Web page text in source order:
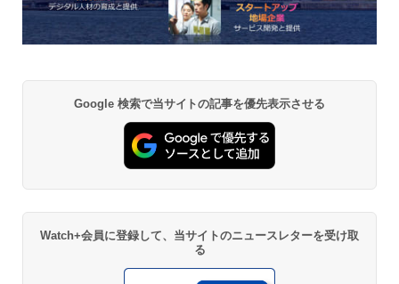
Google 検索で当サイトの記事を優先表示させる
Watch+会員に登録して、当サイトのニュースレターを受け取
る